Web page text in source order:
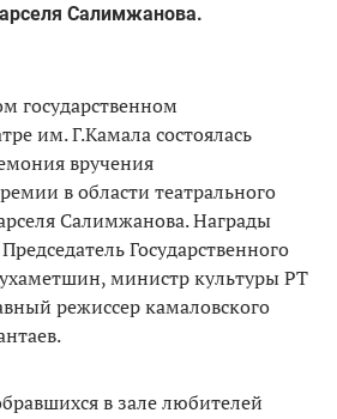
Салимжанова.
государственном
им. Г.Камала состоялась
вручения
в области театрального
Салимжанова. Награды
Государственного
министр культуры РТ
режиссер камаловского
в зале любителей